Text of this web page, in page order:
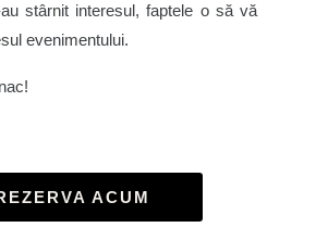
stârnit interesul, faptele o să vă
evenimentului.
ACUM